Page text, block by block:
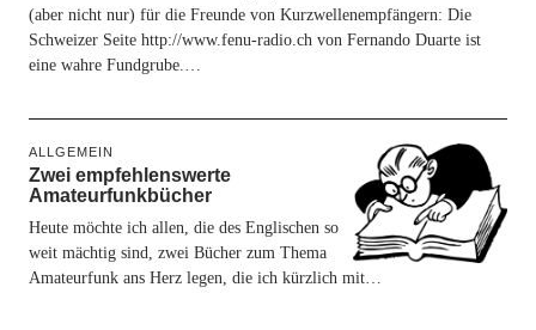
(aber nicht nur) für die Freunde von Kurzwellenempfängern: Die
Schweizer Seite http://www.fenu-radio.ch von Fernando Duarte ist
eine wahre Fundgrube.…
ALLGEMEIN
Zwei empfehlenswerte
Amateurfunkbücher
Heute möchte ich allen, die des Englischen so
weit mächtig sind, zwei Bücher zum Thema
Amateurfunk ans Herz legen, die ich kürzlich mit…